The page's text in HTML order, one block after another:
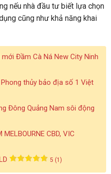
nếu nhà đầu tư biết lựa chọn
cũng như khả năng khai
Đầm Cà Ná New City Ninh
thủy bảo địa số 1 Việt
Đông Quảng Nam sôi động
CBD, VIC
5 (1)